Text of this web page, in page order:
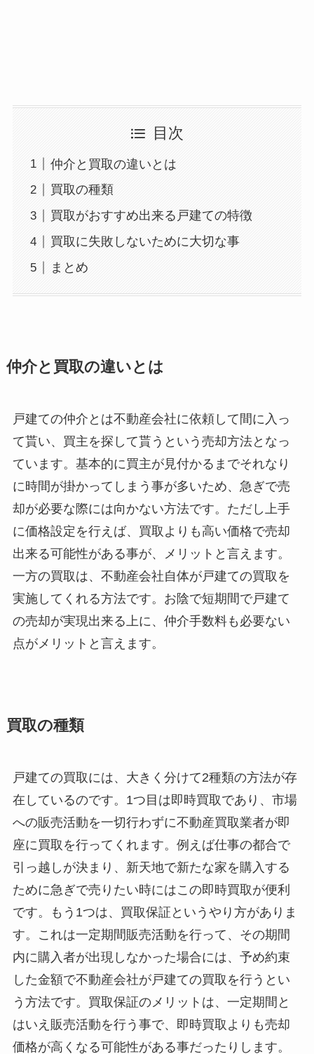
目次
仲介と買取の違いとは
買取の種類
買取がおすすめ出来る戸建ての特徴
買取に失敗しないために大切な事
まとめ
仲介と買取の違いとは
戸建ての仲介とは不動産会社に依頼して間に入っ
て貰い、買主を探して貰うという売却方法となっ
ています。基本的に買主が見付かるまでそれなり
に時間が掛かってしまう事が多いため、急ぎで売
却が必要な際には向かない方法です。ただし上手
に価格設定を行えば、買取よりも高い価格で売却
出来る可能性がある事が、メリットと言えます。
一方の買取は、不動産会社自体が戸建ての買取を
実施してくれる方法です。お陰で短期間で戸建て
の売却が実現出来る上に、仲介手数料も必要ない
点がメリットと言えます。
買取の種類
戸建ての買取には、大きく分けて2種類の方法が存
在しているのです。1つ目は即時買取であり、市場
への販売活動を一切行わずに不動産買取業者が即
座に買取を行ってくれます。例えば仕事の都合で
引っ越しが決まり、新天地で新たな家を購入する
ために急ぎで売りたい時にはこの即時買取が便利
です。もう1つは、買取保証というやり方がありま
す。これは一定期間販売活動を行って、その期間
内に購入者が出現しなかった場合には、予め約束
した金額で不動産会社が戸建ての買取を行うとい
う方法です。買取保証のメリットは、一定期間と
はいえ販売活動を行う事で、即時買取よりも売却
価格が高くなる可能性がある事だったりします。